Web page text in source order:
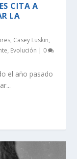
CITA A
LA
, Casey Luskin,
, Evolución | 0
el año pasado